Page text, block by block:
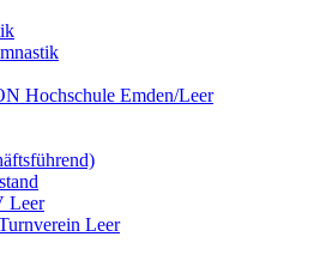
Hochschule Emden/Leer
Leer
Leer